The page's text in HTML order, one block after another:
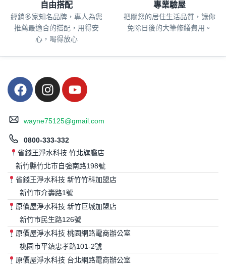
自由搭配
經銷多家知名品牌，專人為您
推薦最適合的搭配，用得安
心，喝得放心
專業驗屋
把關您的居住生活品質， 讓你
免除日後的大筆修繕費用。
wayne75125@gmail.com
0800-333-332
省錢王淨水科技 竹北旗艦店
新竹縣竹北市自強南路198號
省錢王淨水科技 新竹竹科加盟店
新竹市介壽路1號
原價屋淨水科技 新竹巨城加盟店
新竹市民生路126號
原價屋淨水科技 桃園網路電商辦公室
桃園市平鎮忠孝路101-2號
原價屋淨水科技 台北網路電商辦公室